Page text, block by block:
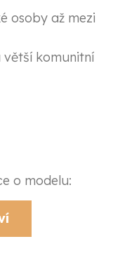
osoby až mezi
větší komunitní
o modelu: